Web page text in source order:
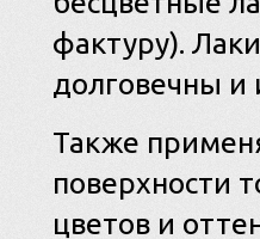
фактуру).
долговечны и
Также
поверхности
цветов и